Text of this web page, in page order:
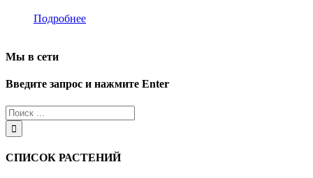
Подробнее
Мы в сети
Введите запрос и нажмите Enter
СПИСОК РАСТЕНИЙ